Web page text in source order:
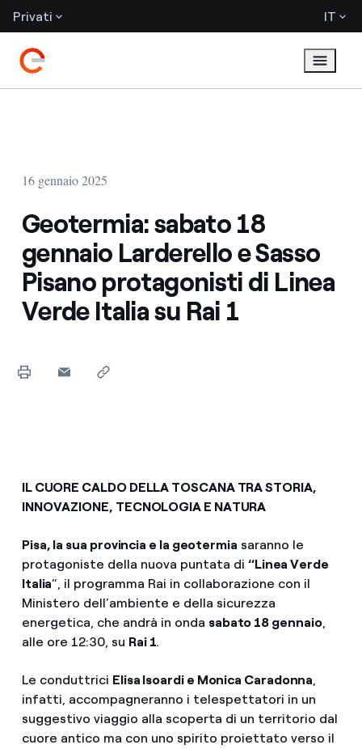
Privati IT
16 gennaio 2025
Geotermia: sabato 18
gennaio Larderello e Sasso
Pisano protagonisti di Linea
Verde Italia su Rai 1
IL CUORE CALDO DELLA TOSCANA TRA STORIA,
INNOVAZIONE, TECNOLOGIA E NATURA
Pisa, la sua provincia e la geotermia saranno le
protagoniste della nuova puntata di “Linea Verde
Italia”, il programma Rai in collaborazione con il
Ministero dell’ambiente e della sicurezza
energetica, che andrà in onda sabato 18 gennaio,
alle ore 12:30, su Rai 1.
Le conduttrici Elisa Isoardi e Monica Caradonna,
infatti, accompagneranno i telespettatori in un
suggestivo viaggio alla scoperta di un territorio dal
cuore antico ma con uno spirito proiettato verso il